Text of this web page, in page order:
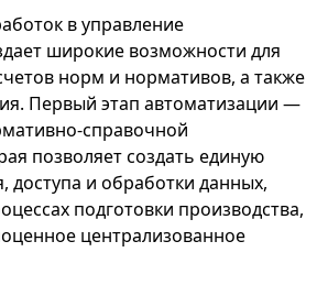
в управление
широкие возможности для
норм и нормативов, а также
Первый этап автоматизации —
справочной
позволяет создать единую
доступа и обработки данных,
подготовки производства,
централизованное